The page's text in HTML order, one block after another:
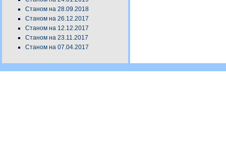
Станом на 28.09.2018
Станом на 26.12.2017
Станом на 12.12.2017
Станом на 23.11.2017
Станом на 07.04.2017